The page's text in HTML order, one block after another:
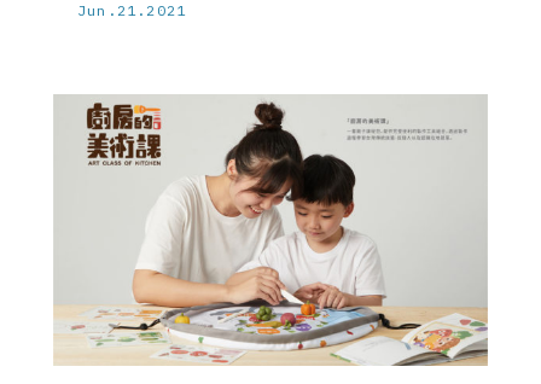
Jun.21.2021